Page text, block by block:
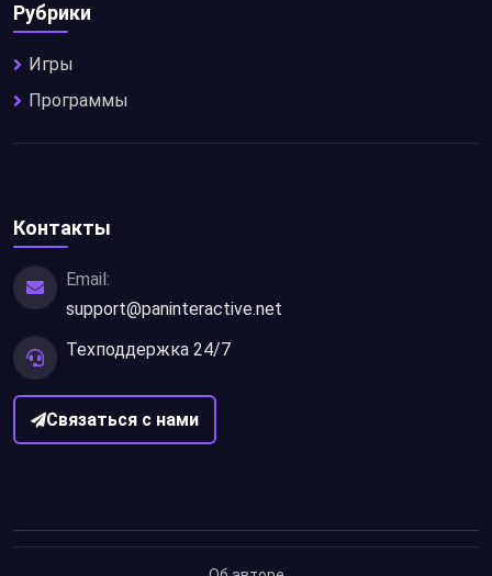
Рубрики
Игры
Программы
Контакты
Email:
support@paninteractive.net
Техподдержка 24/7
Связаться с нами